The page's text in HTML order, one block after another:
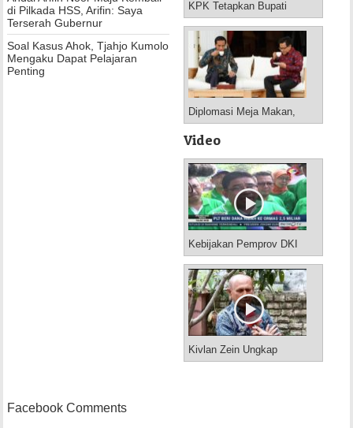
di Pilkada HSS, Arifin: Saya
Terserah Gubernur
Soal Kasus Ahok, Tjahjo Kumolo
Mengaku Dapat Pelajaran
Penting
KPK Tetapkan Bupati
Nganjuk dan Istrinya
Tersangka Korupsi
Diplomasi Meja Makan,
Presiden Joko Widodo
Jamu Muhaimin
Video
Kebijakan Pemprov DKI
Jakarta
Kivlan Zein Ungkap
Kronologi Penangkapan
Facebook Comments